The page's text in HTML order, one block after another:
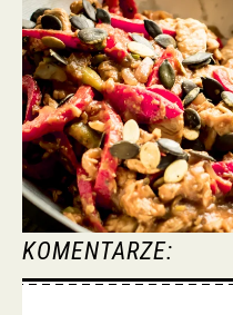
KOMENTARZE: